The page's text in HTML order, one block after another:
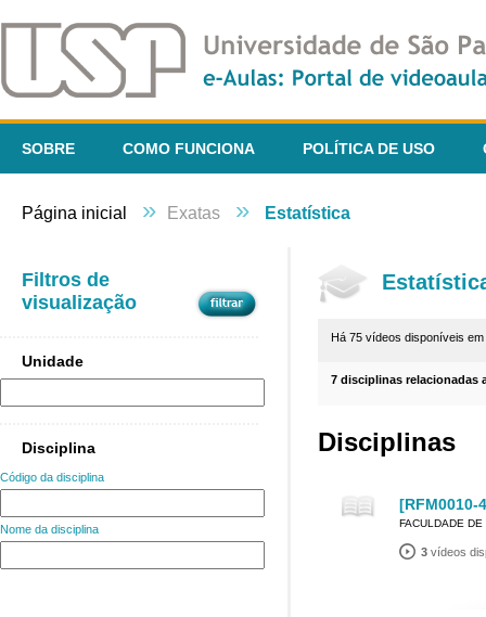
SOBRE COMO FUNCIONA POLÍTICA DE USO
Página inicial » Exatas » Estatística
Filtros de
visualização
Unidade
Disciplina
Código da disciplina
Nome da disciplina
Há 75 vídeos disponíveis em
7 disciplinas relacionadas
Disciplinas
FACULDADE
3 vídeos